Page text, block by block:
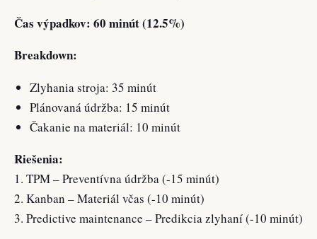
Čas výpadkov: 60 minút (12.5%)
Breakdown:
Zlyhania stroja: 35 minút
Plánovaná údržba: 15 minút
Čakanie na materiál: 10 minút
Riešenia:
1. TPM – Preventívna údržba (-15 minút)
2. Kanban – Materiál včas (-10 minút)
3. Predictive maintenance – Predikcia zlyhaní (-10 minút)